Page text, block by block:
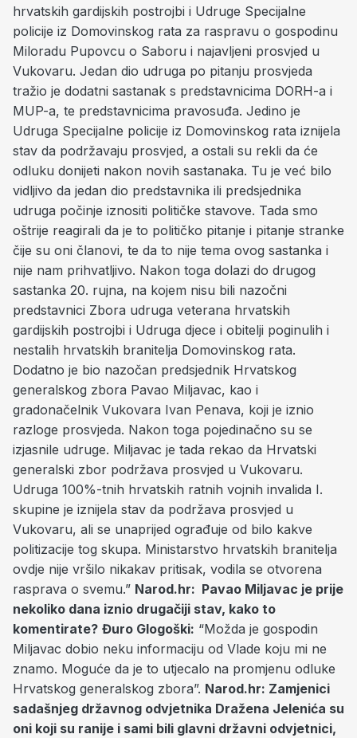
hrvatskih gardijskih postrojbi i Udruge Specijalne
policije iz Domovinskog rata za raspravu o gospodinu
Miloradu Pupovcu o Saboru i najavljeni prosvjed u
Vukovaru. Jedan dio udruga po pitanju prosvjeda
tražio je dodatni sastanak s predstavnicima DORH-a i
MUP-a, te predstavnicima pravosuđa. Jedino je
Udruga Specijalne policije iz Domovinskog rata iznijela
stav da podržavaju prosvjed, a ostali su rekli da će
odluku donijeti nakon novih sastanaka. Tu je već bilo
vidljivo da jedan dio predstavnika ili predsjednika
udruga počinje iznositi političke stavove. Tada smo
oštrije reagirali da je to političko pitanje i pitanje stranke
čije su oni članovi, te da to nije tema ovog sastanka i
nije nam prihvatljivo. Nakon toga dolazi do drugog
sastanka 20. rujna, na kojem nisu bili nazočni
predstavnici Zbora udruga veterana hrvatskih
gardijskih postrojbi i Udruga djece i obitelji poginulih i
nestalih hrvatskih branitelja Domovinskog rata.
Dodatno je bio nazočan predsjednik Hrvatskog
generalskog zbora Pavao Miljavac, kao i
gradonačelnik Vukovara Ivan Penava, koji je iznio
razloge prosvjeda. Nakon toga pojedinačno su se
izjasnile udruge. Miljavac je tada rekao da Hrvatski
generalski zbor podržava prosvjed u Vukovaru.
Udruga 100%-tnih hrvatskih ratnih vojnih invalida I.
skupine je iznijela stav da podržava prosvjed u
Vukovaru, ali se unaprijed ograđuje od bilo kakve
politizacije tog skupa. Ministarstvo hrvatskih branitelja
ovdje nije vršilo nikakav pritisak, vodila se otvorena
rasprava o svemu.” Narod.hr: Pavao Miljavac je prije
nekoliko dana iznio drugačiji stav, kako to
komentirate? Đuro Glogoški: “Možda je gospodin
Miljavac dobio neku informaciju od Vlade koju mi ne
znamo. Moguće da je to utjecalo na promjenu odluke
Hrvatskog generalskog zbora”. Narod.hr: Zamjenici
sadašnjeg državnog odvjetnika Dražena Jelenića su
oni koji su ranije i sami bili glavni državni odvjetnici,